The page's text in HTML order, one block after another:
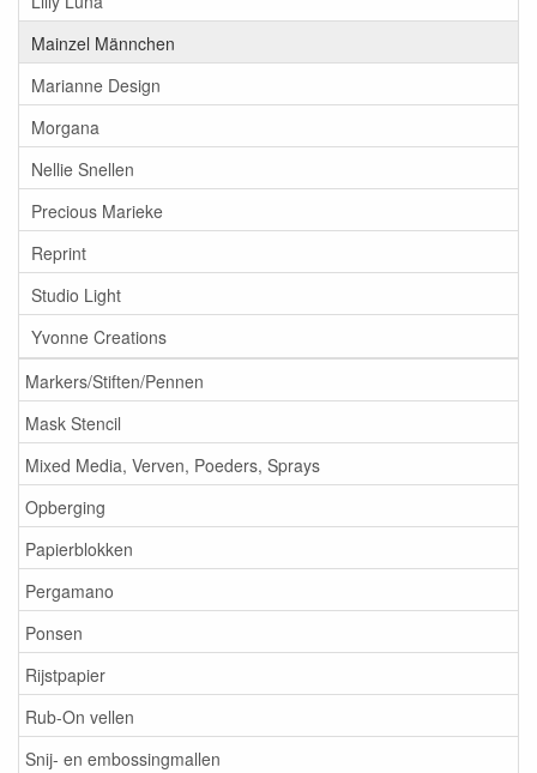
Mainzel Männchen
Marianne Design
Morgana
Nellie Snellen
Precious Marieke
Reprint
Studio Light
Yvonne Creations
Markers/Stiften/Pennen
Mask Stencil
Mixed Media, Verven, Poeders, Sprays
Opberging
Papierblokken
Pergamano
Ponsen
Rijstpapier
Rub-On vellen
Snij- en embossingmallen